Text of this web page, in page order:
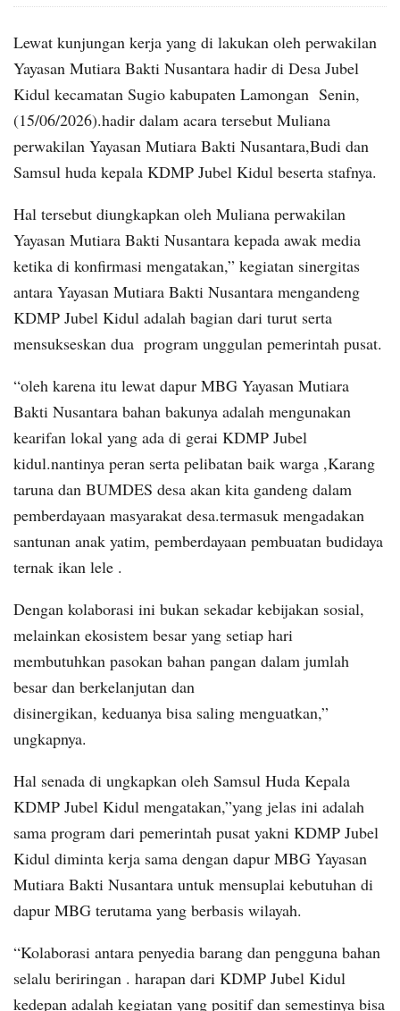
Lewat kunjungan kerja yang di lakukan oleh perwakilan
Yayasan Mutiara Bakti Nusantara hadir di Desa Jubel
Kidul kecamatan Sugio kabupaten Lamongan Senin,
(15/06/2026).hadir dalam acara tersebut Muliana
perwakilan Yayasan Mutiara Bakti Nusantara,Budi dan
Samsul huda kepala KDMP Jubel Kidul beserta stafnya.
Hal tersebut diungkapkan oleh Muliana perwakilan
Yayasan Mutiara Bakti Nusantara kepada awak media
ketika di konfirmasi mengatakan,” kegiatan sinergitas
antara Yayasan Mutiara Bakti Nusantara mengandeng
KDMP Jubel Kidul adalah bagian dari turut serta
mensukseskan dua program unggulan pemerintah pusat.
“oleh karena itu lewat dapur MBG Yayasan Mutiara
Bakti Nusantara bahan bakunya adalah mengunakan
kearifan lokal yang ada di gerai KDMP Jubel
kidul.nantinya peran serta pelibatan baik warga ,Karang
taruna dan BUMDES desa akan kita gandeng dalam
pemberdayaan masyarakat desa.termasuk mengadakan
santunan anak yatim, pemberdayaan pembuatan budidaya
ternak ikan lele .
Dengan kolaborasi ini bukan sekadar kebijakan sosial,
melainkan ekosistem besar yang setiap hari
membutuhkan pasokan bahan pangan dalam jumlah
besar dan berkelanjutan dan
disinergikan, keduanya bisa saling menguatkan,”
ungkapnya.
Hal senada di ungkapkan oleh Samsul Huda Kepala
KDMP Jubel Kidul mengatakan,”yang jelas ini adalah
sama program dari pemerintah pusat yakni KDMP Jubel
Kidul diminta kerja sama dengan dapur MBG Yayasan
Mutiara Bakti Nusantara untuk mensuplai kebutuhan di
dapur MBG terutama yang berbasis wilayah.
“Kolaborasi antara penyedia barang dan pengguna bahan
selalu beriringan . harapan dari KDMP Jubel Kidul
kedepan adalah kegiatan yang positif dan semestinya bisa